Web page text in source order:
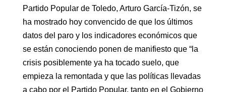
Partido Popular de Toledo, Arturo García-Tizón, se
ha mostrado hoy convencido de que los últimos
datos del paro y los indicadores económicos que
se están conociendo ponen de manifiesto que “la
crisis posiblemente ya ha tocado suelo, que
empieza la remontada y que las políticas llevadas
a cabo por el Partido Popular, tanto en el Gobierno